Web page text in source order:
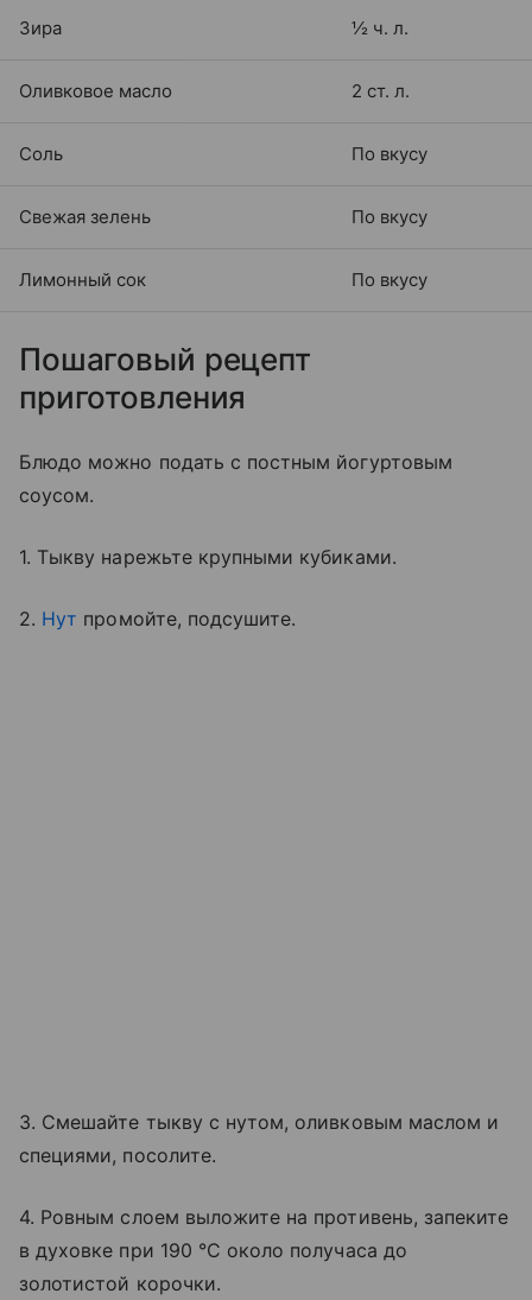
Зира ½ ч. л.
Оливковое масло 2 ст. л.
Соль По вкусу
Свежая зелень По вкусу
Лимонный сок По вкусу
Пошаговый рецепт
приготовления
Блюдо можно подать с постным йогуртовым
соусом.
1. Тыкву нарежьте крупными кубиками.
2. Нут промойте, подсушите.
3. Смешайте тыкву с нутом, оливковым маслом и
специями, посолите.
4. Ровным слоем выложите на противень, запеките
в духовке при 190 °C около получаса до
золотистой корочки.